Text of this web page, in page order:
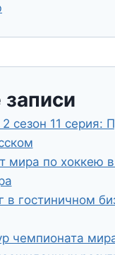
сезон 11 серия:
мира по хоккею
в гостиничном
чемпионата